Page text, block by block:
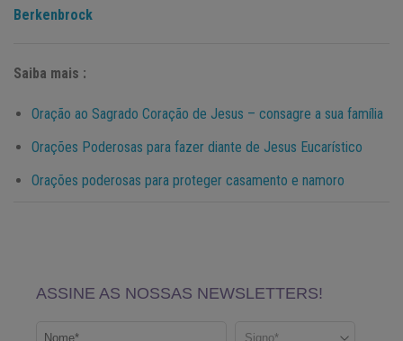
Berkenbrock
Saiba mais :
Oração ao Sagrado Coração de Jesus – consagre a sua família
Orações Poderosas para fazer diante de Jesus Eucarístico
Orações poderosas para proteger casamento e namoro